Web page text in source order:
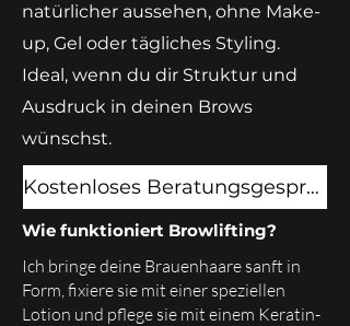
natürlicher aussehen, ohne Make-
up, Gel oder tägliches Styling.
Ideal, wenn du dir Struktur und
Ausdruck in deinen Brows
wünschst.
Kostenloses Beratungsgespräch vereinbaren
Wie funktioniert Browlifting?
Ich bringe deine Brauenhaare sanft in
Form, fixiere sie mit einer speziellen
Lotion und pflege sie mit einem Keratin-